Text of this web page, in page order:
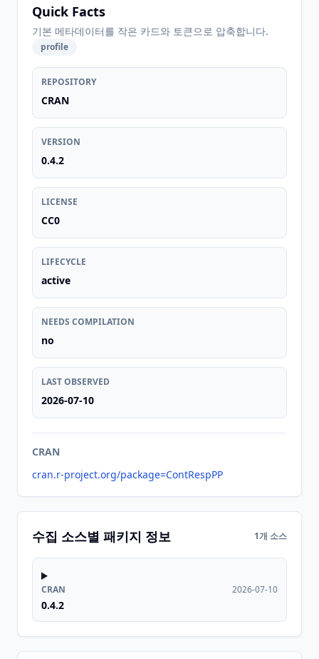
Quick Facts
기본 메타데이터를 작은 카드와 토큰으로 압축합니다.
profile
REPOSITORY
CRAN
VERSION
0.4.2
LICENSE
CC0
LIFECYCLE
active
NEEDS COMPILATION
no
LAST OBSERVED
2026-07-10
CRAN
cran.r-project.org/package=ContRespPP
수집 소스별 패키지 정보 1개 소스
CRAN
0.4.2
2026-07-10